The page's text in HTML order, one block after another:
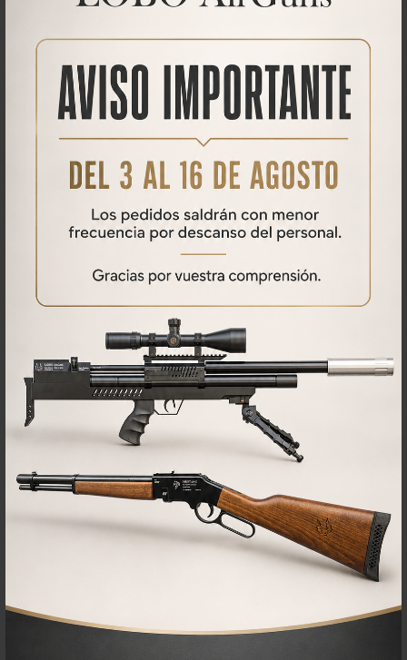
inteligente. El sistema Quick-Response permite ajustar la potencia al
instante, desde 0 hasta el máximo rendimiento. El cañón con choke
de calidad match de 600 mm y el sistema enfundado con función
AirStripper y semi-silenciada garantizan una precisión excepcional y
El chasis de aluminio 6082 anodizado en negro mate brinda
durabilidad y estética. La inclusión de rieles Picatinny superiores e
inferiores permite personalizar la carabina con accesorios. La
hombrera de aluminio anodizado regulable en altura proporciona un
ajuste personalizado para una postura de tiro óptima.
Con una autonomía de más de 200 disparos a 24J en calibre 5,5mm,
esta carabina demuestra su capacidad para sesiones de tiro
prolongadas. La rosca 1/2 UNF al final del enfundado permite la
instalación de moderadores u otros accesorios, brindando aún más
versatilidad.
En resumen, la Carabina PCP con todas estas características
revoluciona el mundo del tiro deportivo. Su combinación de potencia,
precisión y funcionalidad la convierte en una elección excepcional
tiro.